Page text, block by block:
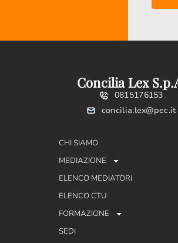
Concilia Lex
0815176153
concilia.lex@pec.it
CHI SIAMO
MEDIAZIONE
ELENCO MEDIATORI
ELENCO CTU
FORMAZIONE
SEDI